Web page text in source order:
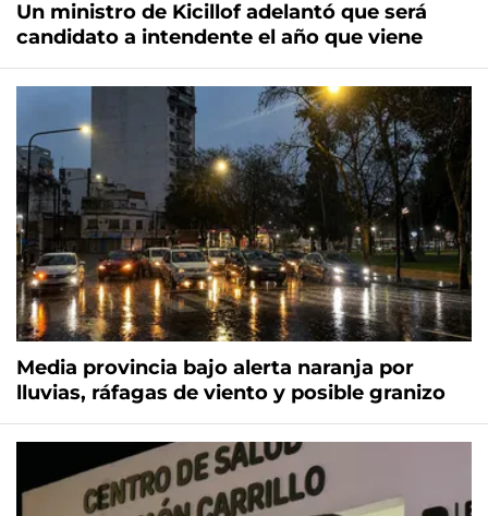
Un ministro de Kicillof adelantó que será
candidato a intendente el año que viene
Media provincia bajo alerta naranja por
lluvias, ráfagas de viento y posible granizo